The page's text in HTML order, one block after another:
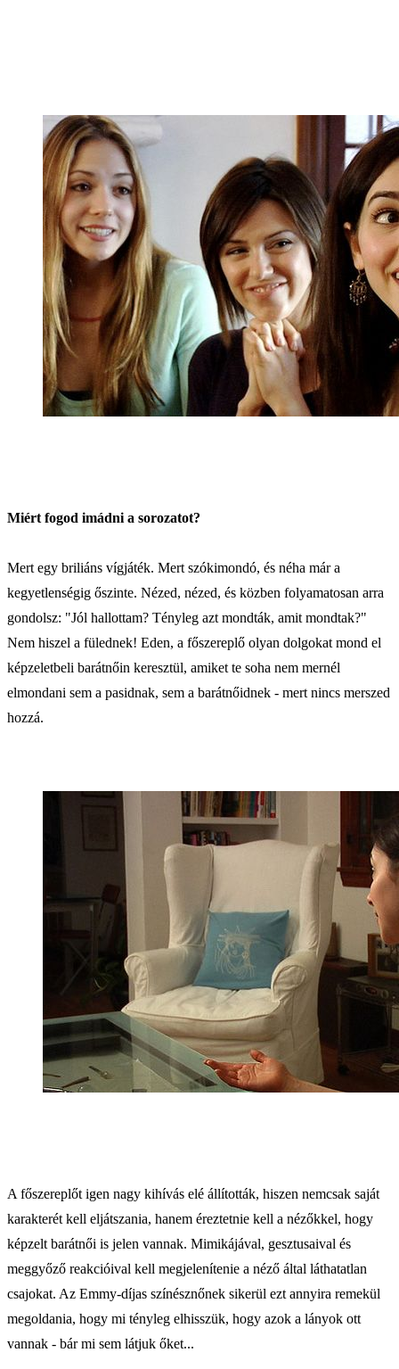
Miért fogod imádni a sorozatot?
Mert egy briliáns vígjáték. Mert szókimondó, és néha már a
kegyetlenségig őszinte. Nézed, nézed, és közben folyamatosan arra
gondolsz: "Jól hallottam? Tényleg azt mondták, amit mondtak?"
Nem hiszel a fülednek! Eden, a főszereplő olyan dolgokat mond el
képzeletbeli barátnőin keresztül, amiket te soha nem mernél
elmondani sem a pasidnak, sem a barátnőidnek - mert nincs merszed
hozzá.
A főszereplőt igen nagy kihívás elé állították, hiszen nemcsak saját
karakterét kell eljátszania, hanem éreztetnie kell a nézőkkel, hogy
képzelt barátnői is jelen vannak. Mimikájával, gesztusaival és
meggyőző reakcióival kell megjelenítenie a néző által láthatatlan
csajokat. Az Emmy-díjas színésznőnek sikerül ezt annyira remekül
megoldania, hogy mi tényleg elhisszük, hogy azok a lányok ott
vannak - bár mi sem látjuk őket...